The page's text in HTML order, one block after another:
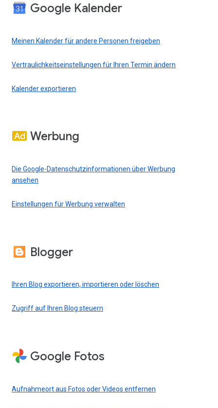
Google Kalender
Meinen Kalender für andere Personen freigeben
Vertraulichkeitseinstellungen für Ihren Termin ändern
Kalender exportieren
Werbung
Die Google-Datenschutzinformationen über Werbung
ansehen
Einstellungen für Werbung verwalten
Blogger
Ihren Blog exportieren, importieren oder löschen
Zugriff auf Ihren Blog steuern
Google Fotos
Aufnahmeort aus Fotos oder Videos entfernen